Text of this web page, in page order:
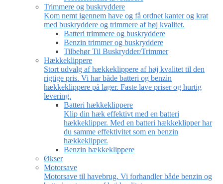
Trimmere og buskryddere
Kom nemt igennem have og få ordnet kanter og krat
med buskryddere og trimmere af høj kvalitet.
Batteri trimmere og buskryddere
Benzin trimmer og buskryddere
Tilbehør Til Buskrydder/Trimmer
Hækkeklippere
Stort udvalg af hækkeklippere af høj kvalitet til den
rigtige pris. Vi har både batteri og benzin
hækkeklippere på lager. Faste lave priser og hurtig
levering.
Batteri hækkeklippere
Klip din hæk effektivt med en batteri
hækkeklipper. Med en batteri hækkeklipper har
du samme effektivitet som en benzin
hækkeklipper.
Benzin hækkeklippere
Økser
Motorsave
Motorsave til havebrug. Vi forhandler både benzin og